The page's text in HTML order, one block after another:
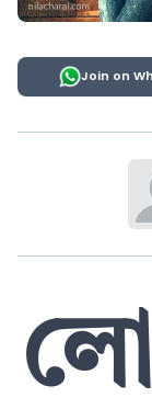
Join on
লো